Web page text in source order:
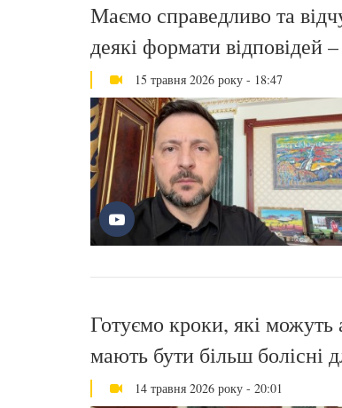
Маємо справедливо та
деякі формати відповідей
15 травня 2026 року - 18:47
Готуємо кроки, які можуть
мають бути більш болісні
14 травня 2026 року - 20:01